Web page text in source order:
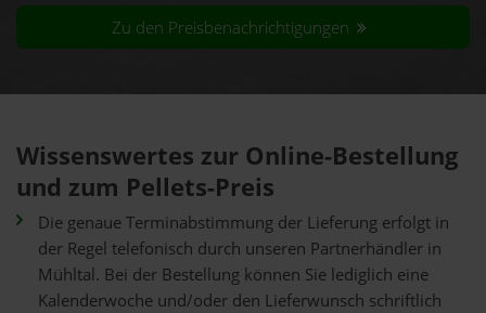
Zu den Preisbenachrichtigungen
Wissenswertes zur Online-Bestellung
und zum Pellets-Preis
Die genaue Terminabstimmung der Lieferung erfolgt in
der Regel telefonisch durch unseren Partnerhändler in
Mühltal. Bei der Bestellung können Sie lediglich eine
Kalenderwoche und/oder den Lieferwunsch schriftlich